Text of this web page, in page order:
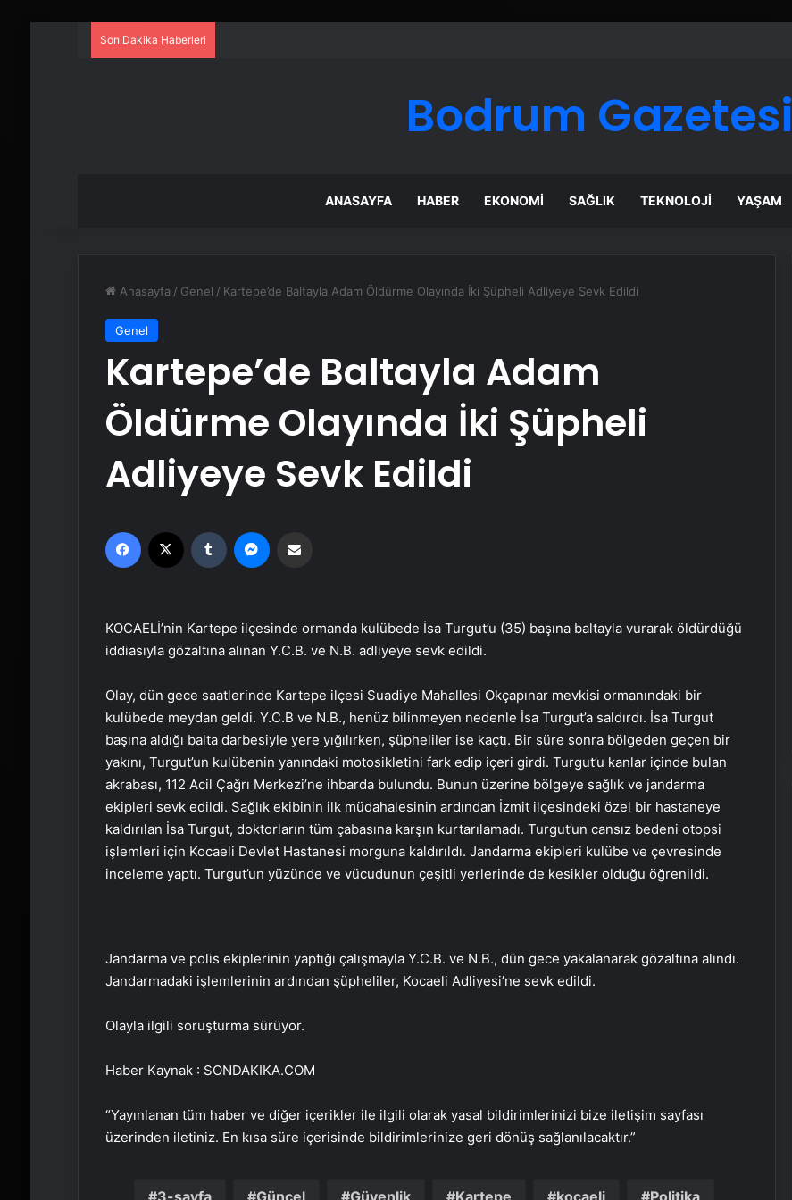
Son Dakika Haberleri
Bodrum Gazetesi
ANASAYFA HABER EKONOMI SAĞLIK TEKNOLOJI YAŞAM
Anasayfa / Genel / Kartepe’de Baltayla Adam Öldürme Olayında İki Şüpheli Adliyeye Sevk Edildi
Genel
Kartepe’de Baltayla Adam
Öldürme Olayında İki Şüpheli
Adliyeye Sevk Edildi
Facebook Tumblr
KOCAELİ’nin Kartepe ilçesinde ormanda kulübede İsa Turgut’u (35) başına baltayla vurarak öldürdüğü
iddiasıyla gözaltına alınan Y.C.B. ve N.B. adliyeye sevk edildi.
Olay, dün gece saatlerinde Kartepe ilçesi Suadiye Mahallesi Okçapınar mevkisi ormanındaki bir
kulübede meydan geldi. Y.C.B ve N.B., henüz bilinmeyen nedenle İsa Turgut’a saldırdı. İsa Turgut
başına aldığı balta darbesiyle yere yığılırken, şüpheliler ise kaçtı. Bir süre sonra bölgeden geçen bir
yakını, Turgut’un kulübenin yanındaki motosikletini fark edip içeri girdi. Turgut’u kanlar içinde bulan
akrabası, 112 Acil Çağrı Merkezi’ne ihbarda bulundu. Bunun üzerine bölgeye sağlık ve jandarma
ekipleri sevk edildi. Sağlık ekibinin ilk müdahalesinin ardından İzmit ilçesindeki özel bir hastaneye
kaldırılan İsa Turgut, doktorların tüm çabasına karşın kurtarılamadı. Turgut’un cansız bedeni otopsi
işlemleri için Kocaeli Devlet Hastanesi morguna kaldırıldı. Jandarma ekipleri kulübe ve çevresinde
inceleme yaptı. Turgut’un yüzünde ve vücudunun çeşitli yerlerinde de kesikler olduğu öğrenildi.
Jandarma ve polis ekiplerinin yaptığı çalışmayla Y.C.B. ve N.B., dün gece yakalanarak gözaltına alındı.
Jandarmadaki işlemlerinin ardından şüpheliler, Kocaeli Adliyesi’ne sevk edildi.
Olayla ilgili soruşturma sürüyor.
Haber Kaynak : SONDAKIKA.COM
“Yayınlanan tüm haber ve diğer içerikler ile ilgili olarak yasal bildirimlerinizi bize iletişim sayfası
üzerinden iletiniz. En kısa süre içerisinde bildirimlerinize geri dönüş sağlanılacaktır.”
3-sayfa Güncel Güvenlik Kartepe kocaeli Politika